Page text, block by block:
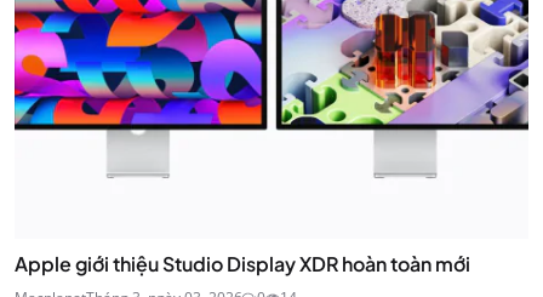
Apple giới thiệu Studio Display XDR hoàn toàn mới